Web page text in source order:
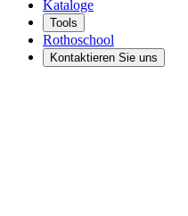
Kataloge
Tools
Rothoschool
Kontaktieren Sie uns